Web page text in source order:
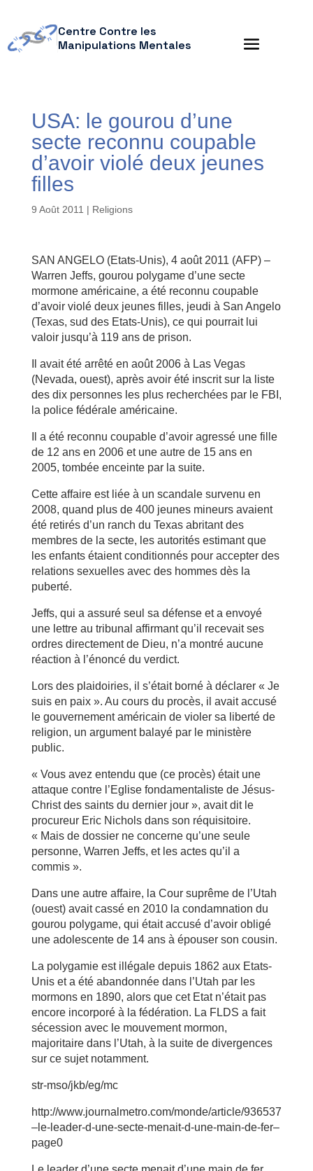
Centre Contre les
Manipulations Mentales
USA: le gourou d’une
secte reconnu coupable
d’avoir violé deux jeunes
filles
9 Août 2011 | Religions
SAN ANGELO (Etats-Unis), 4 août 2011 (AFP) –
Warren Jeffs, gourou polygame d’une secte
mormone américaine, a été reconnu coupable
d’avoir violé deux jeunes filles, jeudi à San Angelo
(Texas, sud des Etats-Unis), ce qui pourrait lui
valoir jusqu’à 119 ans de prison.
Il avait été arrêté en août 2006 à Las Vegas
(Nevada, ouest), après avoir été inscrit sur la liste
des dix personnes les plus recherchées par le FBI,
la police fédérale américaine.
Il a été reconnu coupable d’avoir agressé une fille
de 12 ans en 2006 et une autre de 15 ans en
2005, tombée enceinte par la suite.
Cette affaire est liée à un scandale survenu en
2008, quand plus de 400 jeunes mineurs avaient
été retirés d’un ranch du Texas abritant des
membres de la secte, les autorités estimant que
les enfants étaient conditionnés pour accepter des
relations sexuelles avec des hommes dès la
puberté.
Jeffs, qui a assuré seul sa défense et a envoyé
une lettre au tribunal affirmant qu’il recevait ses
ordres directement de Dieu, n’a montré aucune
réaction à l’énoncé du verdict.
Lors des plaidoiries, il s’était borné à déclarer « Je
suis en paix ». Au cours du procès, il avait accusé
le gouvernement américain de violer sa liberté de
religion, un argument balayé par le ministère
public.
« Vous avez entendu que (ce procès) était une
attaque contre l’Eglise fondamentaliste de Jésus-
Christ des saints du dernier jour », avait dit le
procureur Eric Nichols dans son réquisitoire.
« Mais de dossier ne concerne qu’une seule
personne, Warren Jeffs, et les actes qu’il a
commis ».
Dans une autre affaire, la Cour suprême de l’Utah
(ouest) avait cassé en 2010 la condamnation du
gourou polygame, qui était accusé d’avoir obligé
une adolescente de 14 ans à épouser son cousin.
La polygamie est illégale depuis 1862 aux Etats-
Unis et a été abandonnée dans l’Utah par les
mormons en 1890, alors que cet Etat n’était pas
encore incorporé à la fédération. La FLDS a fait
sécession avec le mouvement mormon,
majoritaire dans l’Utah, à la suite de divergences
sur ce sujet notamment.
str-mso/jkb/eg/mc
http://www.journalmetro.com/monde/article/936537
–le-leader-d-une-secte-menait-d-une-main-de-fer–
page0